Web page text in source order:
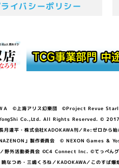
イバシーポリシー
Ａ ©上海アリス幻樂団 ©Project Revue
YongShi Co.,Ltd. All Rights
・株式会社KADOKAWA刊／Re:ゼロから
」製作委員会 © NEXON Games &
外活動委員会 ©C4 Connect Inc. ©てっぺ
なつめ・三嶋くろね／KADOKAWA／こ